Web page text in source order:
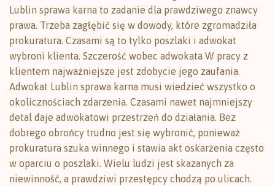
Lublin sprawa karna to zadanie dla prawdziwego znawcy
prawa. Trzeba zagłębić się w dowody, które zgromadziła
prokuratura. Czasami są to tylko poszlaki i adwokat
wybroni klienta. Szczerość wobec adwokata W pracy z
klientem najważniejsze jest zdobycie jego zaufania.
Adwokat Lublin sprawa karna musi wiedzieć wszystko o
okolicznościach zdarzenia. Czasami nawet najmniejszy
detal daje adwokatowi przestrzeń do działania. Bez
dobrego obrońcy trudno jest się wybronić, ponieważ
prokuratura szuka winnego i stawia akt oskarżenia często
w oparciu o poszlaki. Wielu ludzi jest skazanych za
niewinność, a prawdziwi przestępcy chodzą po ulicach.